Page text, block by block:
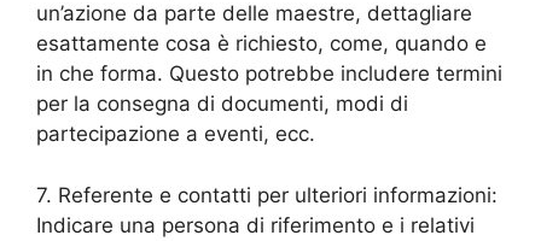
un’azione da parte delle maestre, dettagliare
esattamente cosa è richiesto, come, quando e
in che forma. Questo potrebbe includere termini
per la consegna di documenti, modi di
partecipazione a eventi, ecc.
7. Referente e contatti per ulteriori informazioni:
Indicare una persona di riferimento e i relativi